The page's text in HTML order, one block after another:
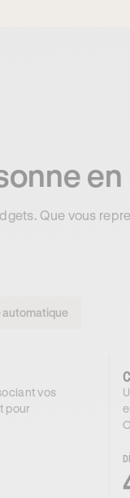
Que vous
automatique
vos
pour